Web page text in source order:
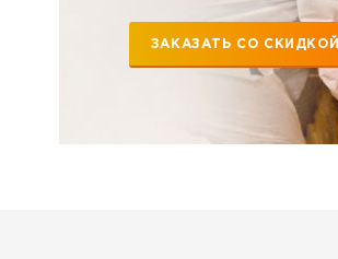
ЗАКАЗАТЬ СО СКИДКОЙ